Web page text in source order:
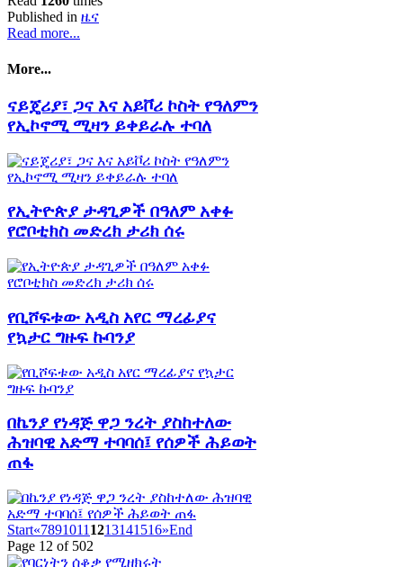
Published in ዜና
Read more...
More...
ናይጄሪያ፣ ጋና እና አይቮሪ ኮስት የዓለምን
የኢኮኖሚ ሚዛን ይቀይራሉ ተባለ
የኢትዮጵያ ታዳጊዎች በዓለም አቀፉ
የሮቦቲክስ መድረክ ታሪክ ሰሩ
የቢሾፍቱው አዲስ አየር ማረፊያና
የኳታር ግዙፍ ኩባንያ
በኬንያ የነዳጅ ዋጋ ንረት ያስከተለው
ሕዝባዊ አድማ ተባባሰ፤ የሰዎች ሕይወት
ጠፋ
Start«7891011 1213141516»End
Page 12 of 502